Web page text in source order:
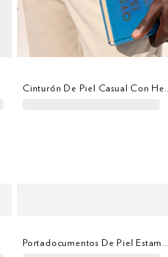
Cinturón